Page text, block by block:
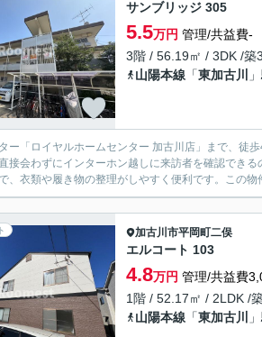
サンブリッジ 305
5.5万円 管理/共益費-
3階 / 56.19㎡ / 3DK /築
山陽本線 「東加古川
ー「ロイヤルホームセンター 加古川店」まで、徒
接会わずにインターホン越しに来訪者を確認でき
、衣類や履き物の整理がしやすく便利です。この
加古川市平岡町二俣
エルコート 103
4.8万円 管理/共益費
1階 / 52.17㎡ / 2LDK /
山陽本線 「東加古川